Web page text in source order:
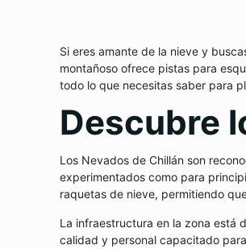
Si eres amante de la nieve y
montañoso ofrece pistas para
todo lo que necesitas saber para
Descubre
Los Nevados de Chillán son
experimentados como para
raquetas de nieve, permitiendo
La infraestructura en la zona está
calidad y personal capacitado